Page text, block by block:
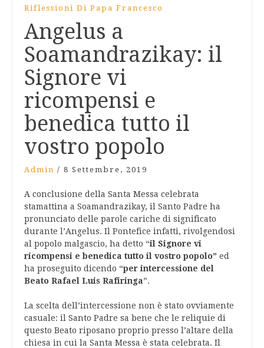
Riflessioni Di Papa Francesco
Angelus a
Soamandrazikay: il
Signore vi
ricompensi e
benedica tutto il
vostro popolo
Admin / 8 Settembre, 2019
A conclusione della Santa Messa celebrata
stamattina a Soamandrazikay, il Santo Padre ha
pronunciato delle parole cariche di significato
durante l’Angelus. Il Pontefice infatti, rivolgendosi
al popolo malgascio, ha detto “il Signore vi
ricompensi e benedica tutto il vostro popolo” ed
ha proseguito dicendo “per intercessione del
Beato Rafael Luis Rafiringa”.
La scelta dell’intercessione non è stato ovviamente
casuale: il Santo Padre sa bene che le reliquie di
questo Beato riposano proprio presso l’altare della
chiesa in cui la Santa Messa è stata celebrata. Il